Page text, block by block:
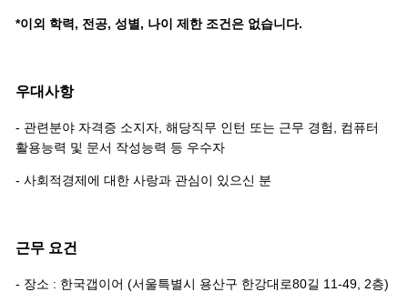
*이외 학력, 전공, 성별, 나이 제한 조건은 없습니다.
우대사항
- 관련분야 자격증 소지자, 해당직무 인턴 또는 근무 경험, 컴퓨터
활용능력 및 문서 작성능력 등 우수자
- 사회적경제에 대한 사랑과 관심이 있으신 분
근무 요건
- 장소 : 한국갭이어 (서울특별시 용산구 한강대로80길 11-49, 2층)